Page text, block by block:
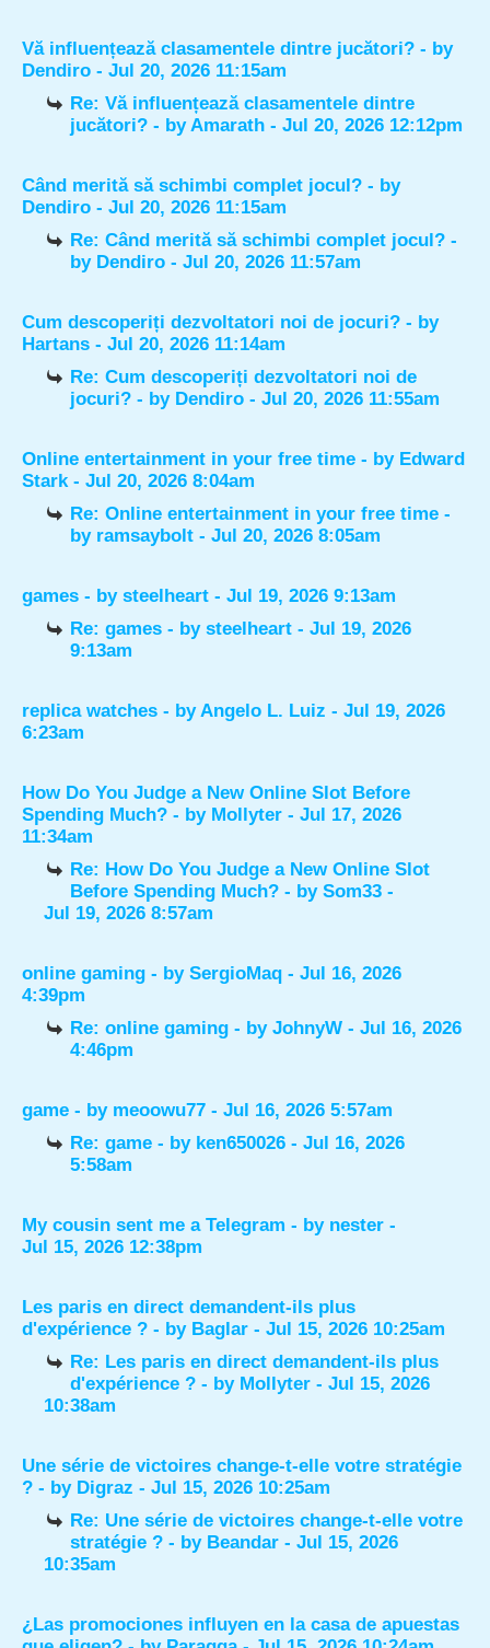
Vă influențează clasamentele dintre jucători? - by
Dendiro - Jul 20, 2026 11:15am
Re: Vă influențează clasamentele dintre
jucători? - byAmarath - Jul 20, 2026 12:12pm
Când merită să schimbi complet jocul? - by
Dendiro - Jul 20, 2026 11:15am
Re: Când merită să schimbi complet jocul? -
by Dendiro - Jul 20, 2026 11:57am
Cum descoperiți dezvoltatori noi de jocuri? - by
Hartans - Jul 20, 2026 11:14am
Re: Cum descoperiți dezvoltatori noi de
jocuri? - by Dendiro - Jul 20, 2026 11:55am
Online entertainment in your free time - by Edward
Stark- Jul 20, 2026 8:04am
Re: Online entertainment in your free time -
by ramsaybolt - Jul 20, 2026 8:05am
games - by steelheart - Jul 19, 2026 9:13am
Re: games - bysteelheart - Jul 19, 2026
9:13am
replica watches - byAngelo L. Luiz - Jul 19, 2026
6:23am
How Do You Judge a New Online Slot Before
Spending Much? - by Mollyter - Jul 17, 2026
11:34am
Re: How Do You Judge a New Online Slot
Before Spending Much? - bySom33 -
Jul 19, 2026 8:57am
online gaming - by SergioMaq - Jul 16, 2026
4:39pm
Re: online gaming - byJohnyW - Jul 16, 2026
4:46pm
game - by meoowu77 - Jul 16, 2026 5:57am
Re: game - by ken650026 - Jul 16, 2026
5:58am
My cousin sent me a Telegram - by nester -
Jul 15, 2026 12:38pm
Les paris en direct demandent-ils plus
d'expérience ? - by Baglar - Jul 15, 2026 10:25am
Re: Les paris en direct demandent-ils plus
d'expérience ? - by Mollyter - Jul 15, 2026
10:38am
Une série de victoires change-t-elle votre stratégie
? - by Digraz - Jul 15, 2026 10:25am
Re: Une série de victoires change-t-elle votre
stratégie ? - by Beandar - Jul 15, 2026
10:35am
¿Las promociones influyen en la casa de apuestas